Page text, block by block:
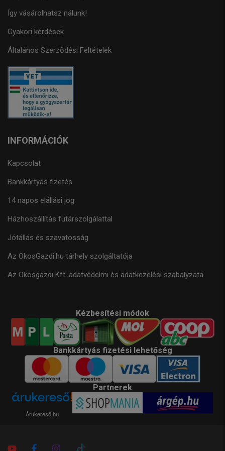
Így vásárolhatsz nálunk!
Gyakori kérdések
Általános Szerződési Feltételek
INFORMÁCIÓK
Kapcsolat
Bankkártyás fizetés
14 napos elállási jog
Házhoszállítás futárszolgálattal
Jótállás és szavatosság
Az OkosGazdi.hu tárhely szolgáltatója
Az Okosgazdi Kft. adatvédelmi és adatkezelési szabályzata
Kézbesítési módok
Bankkártyás fizetési lehetőség
Partnerek
Árukereső.hu